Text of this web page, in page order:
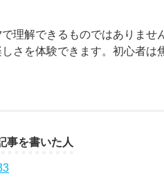
理解できるものではありま
さを体験できます。初心者
事を書いた人